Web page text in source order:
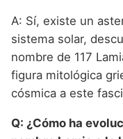
A: Sí, existe un
sistema solar,
nombre de 117
figura mitológica
cósmica a este
Q: ¿Cómo ha